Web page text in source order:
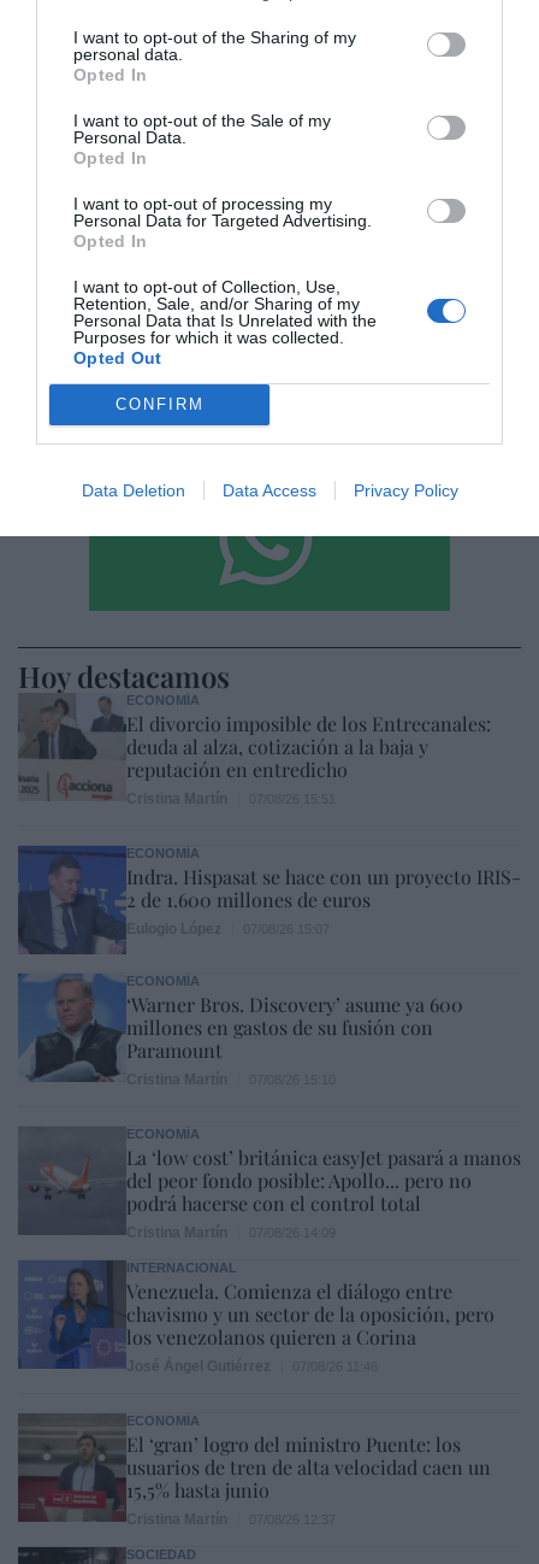
I want to opt-out of the Sharing of my
personal data.
Opted In
I want to opt-out of the Sale of my
Personal Data.
Opted In
I want to opt-out of processing my
Personal Data for Targeted Advertising.
Opted In
I want to opt-out of Collection, Use,
Retention, Sale, and/or Sharing of my
Personal Data that Is Unrelated with the
Purposes for which it was collected.
Opted Out
CONFIRM
Data Deletion Data Access Privacy Policy
¿Te ha interesado este artículo?
Suscríbete a nuestro newsletter y recibe cada dia
en tu correo lo más destacado de Hispanidad
Tu correo electrónico...
He leído y acepto las condiciones legales
Hoy destacamos
ECONOMÍA
El divorcio imposible de los Entrecanales:
deuda al alza, cotización a la baja y
reputación en entredicho
ECONOMÍA
Indra. Hispasat se hace con un proyecto IRIS-
2 de 1.600 millones de euros
ECONOMÍA
‘Warner Bros. Discovery’ asume ya 600
millones en gastos de su fusión con
Paramount
ECONOMÍA
La ‘low cost’ británica easyJet pasará a manos
del peor fondo posible: Apollo... pero no
podrá hacerse con el control total
INTERNACIONAL
Venezuela. Comienza el diálogo entre
chavismo y un sector de la oposición, pero
los venezolanos quieren a Corina
ECONOMÍA
El ‘gran’ logro del ministro Puente: los
usuarios de tren de alta velocidad caen un
15,5% hasta junio
SOCIEDAD